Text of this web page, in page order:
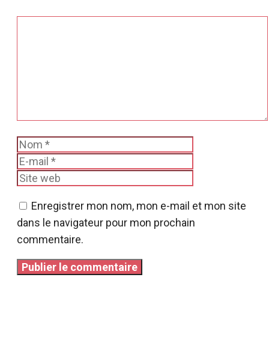
Nom
Enregistrer mon nom, mon e-mail et mon site
dans le navigateur pour mon prochain
commentaire.